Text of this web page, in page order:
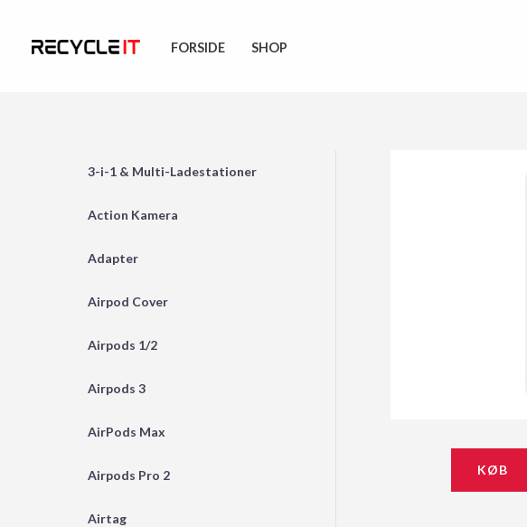
FORSIDE SHOP
3-i-1 & Multi-Ladestationer
Action Kamera
Adapter
Airpod Cover
Airpods 1/2
Airpods 3
AirPods Max
Airpods Pro 2
Airtag
KØB